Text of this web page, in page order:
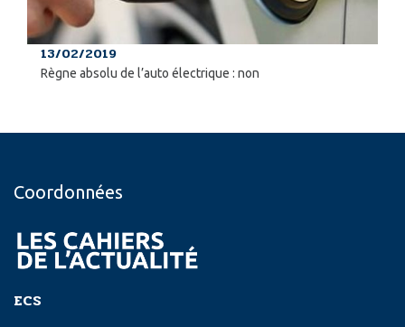
13/02/2019
Règne absolu de l’auto électrique : non
Coordonnées
ECS